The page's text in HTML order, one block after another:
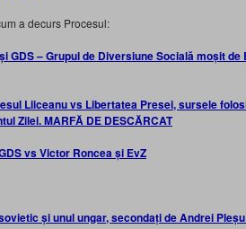
a decurs Procesul:
GDS – Grupul de Diversiune Socială moșit de
Liiceanu vs Libertatea Presei, sursele
Zilei. MARFĂ DE DESCĂRCAT
vs Victor Roncea și EvZ
și unul ungar, secondați de Andrei